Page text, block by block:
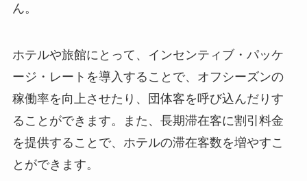
ん。
ホテルや旅館にとって、インセンティブ・パッケ
ージ・レートを導入することで、オフシーズンの
稼働率を向上させたり、団体客を呼び込んだりす
ることができます。また、長期滞在客に割引料金
を提供することで、ホテルの滞在客数を増やすこ
とができます。